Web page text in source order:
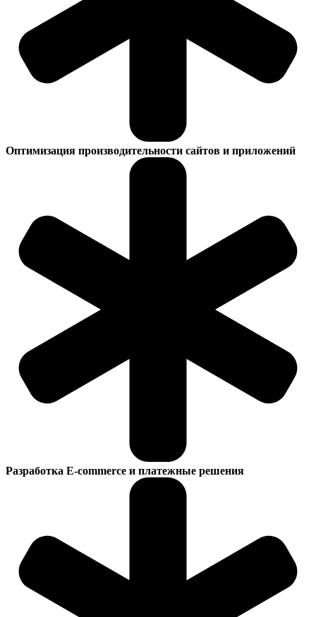
Оптимизация производительности сайтов и приложений
Разработка E-commerce и платежные решения